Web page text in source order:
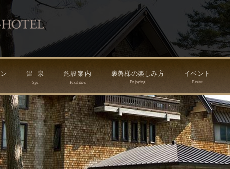
温 泉
Spa
施設案 内
Facilities
裏磐梯の楽しみ方
Enjoying
イベント
Event